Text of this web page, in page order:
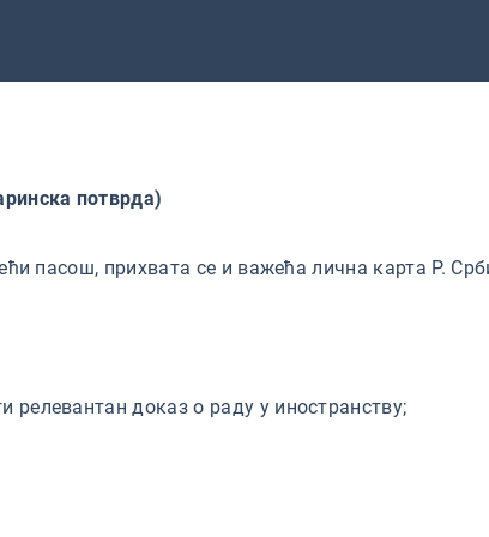
потврда)
пасош, прихвата се и важећа лична карта Р.
доказ о раду у иностранству;